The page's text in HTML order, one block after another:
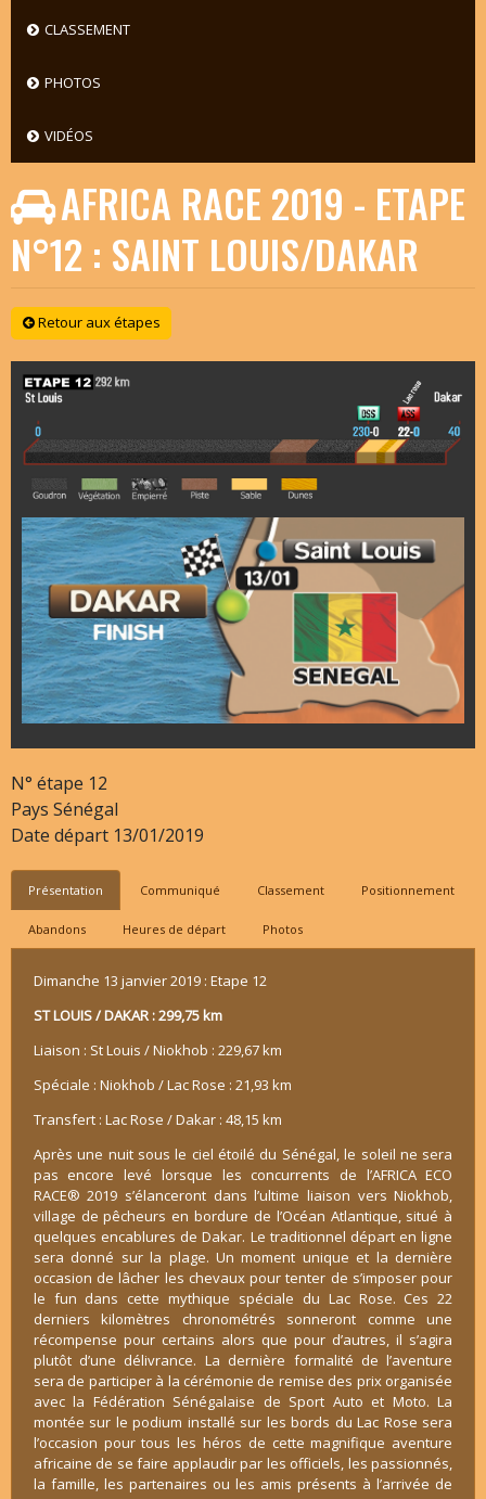
CLASSEMENT
PHOTOS
VIDÉOS
AFRICA RACE 2019 - ETAPE
N°12 : SAINT LOUIS/DAKAR
Retour aux étapes
N° étape 12
Pays Sénégal
Date départ 13/01/2019
Présentation Communiqué Classement Positionnement
Abandons Heures de départ Photos
Dimanche 13 janvier 2019 : Etape 12
ST LOUIS / DAKAR : 299,75 km
Liaison : St Louis / Niokhob : 229,67 km
Spéciale : Niokhob / Lac Rose : 21,93 km
Transfert : Lac Rose / Dakar : 48,15 km
Après une nuit sous le ciel étoilé du Sénégal, le soleil ne sera
pas encore levé lorsque les concurrents de l’AFRICA ECO
RACE® 2019 s’élanceront dans l’ultime liaison vers Niokhob,
village de pêcheurs en bordure de l’Océan Atlantique, situé à
quelques encablures de Dakar. Le traditionnel départ en ligne
sera donné sur la plage. Un moment unique et la dernière
occasion de lâcher les chevaux pour tenter de s’imposer pour
le fun dans cette mythique spéciale du Lac Rose. Ces 22
derniers kilomètres chronométrés sonneront comme une
récompense pour certains alors que pour d’autres, il s’agira
plutôt d’une délivrance. La dernière formalité de l’aventure
sera de participer à la cérémonie de remise des prix organisée
avec la Fédération Sénégalaise de Sport Auto et Moto. La
montée sur le podium installé sur les bords du Lac Rose sera
l’occasion pour tous les héros de cette magnifique aventure
africaine de se faire applaudir par les officiels, les passionnés,
la famille, les partenaires ou les amis présents à l’arrivée de